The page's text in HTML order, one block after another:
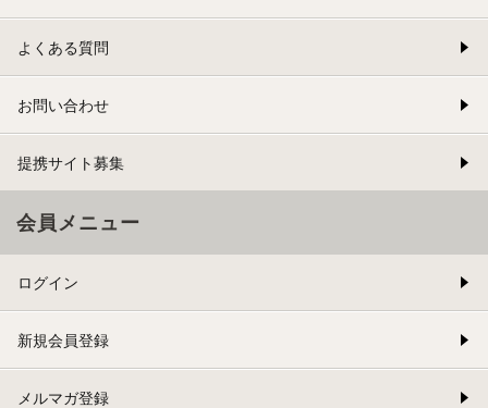
よくある質問
お問い合わせ
提携サイト募集
会員メニュー
ログイン
新規会員登録
メルマガ登録